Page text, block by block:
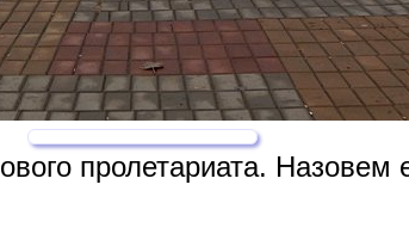
пролетариата.